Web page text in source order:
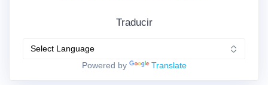
Traducir
Powered by Translate